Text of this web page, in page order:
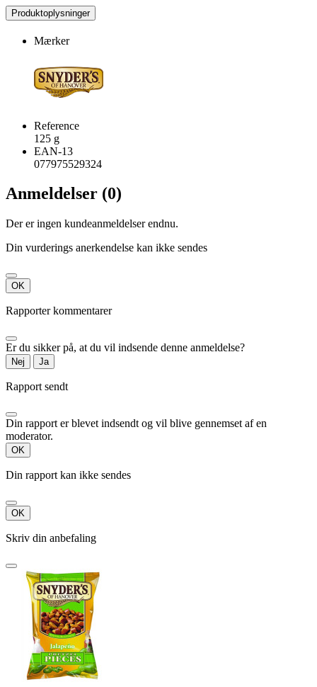
Produktoplysninger
Mærker
Reference
125 g
EAN-13
077975529324
Anmeldelser (0)
Der er ingen kundeanmeldelser endnu.
Din vurderings anerkendelse kan ikke sendes
OK
Rapporter kommentarer
Er du sikker på, at du vil indsende denne anmeldelse?
Nej Ja
Rapport sendt
Din rapport er blevet indsendt og vil blive gennemset af en
moderator.
OK
Din rapport kan ikke sendes
OK
Skriv din anbefaling